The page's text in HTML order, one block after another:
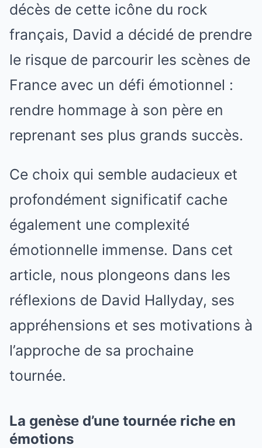
décès de cette icône du rock
français, David a décidé de prendre
le risque de parcourir les scènes de
France avec un défi émotionnel :
rendre hommage à son père en
reprenant ses plus grands succès.
Ce choix qui semble audacieux et
profondément significatif cache
également une complexité
émotionnelle immense. Dans cet
article, nous plongeons dans les
réflexions de David Hallyday, ses
appréhensions et ses motivations à
l’approche de sa prochaine
tournée.
La genèse d’une tournée riche en
émotions